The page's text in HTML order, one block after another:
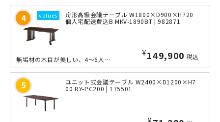
舟形高級会議テーブル W1800×D900×H720
個人宅配送費込B MKV-1890BT | 982871
¥149,900 税込
無垢材の木目が美しい、4～6人用の舟形会議テーブル。天板はもちろん、脚部までが天...
ユニット式会議テーブル W2400×D1200×H7
00 RY-PC200 | 175501
¥